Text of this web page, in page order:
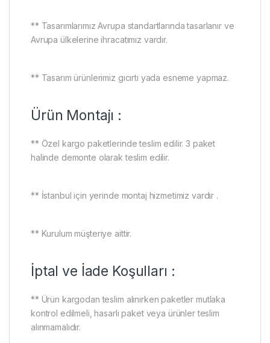
** Tasarımlarımız Avrupa standartlarında tasarlanır ve
Avrupa ülkelerine ihracatımız vardır.
** Tasarım ürünlerimiz gıcırtı yada esneme yapmaz.
Ürün Montajı :
** Özel kargo paketlerinde teslim edilir. 3 paket
halinde demonte olarak teslim edilir.
** İstanbul için yerinde montaj hizmetimiz vardır .
** Kurulum müşteriye aittir.
İptal ve İade Koşulları :
** Ürün kargodan teslim alınırken paketler mutlaka
kontrol edilmeli, hasarlı paket veya ürünler teslim
alınmamalıdır.